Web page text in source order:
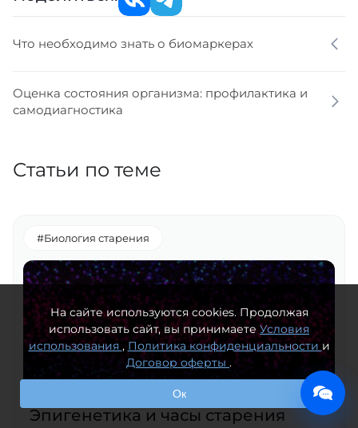
Что необходимо знать о биомаркерах
Оценка состояния организма: профилактика и
самодиагностика
Статьи по теме
#Биология старения
Эпигенетика и часы старения
На сайте используются cookies. Продолжая
использовать сайт, вы принимаетеУсловия
использования , Политика конфиденциальности и
Договор оферты .
Ок